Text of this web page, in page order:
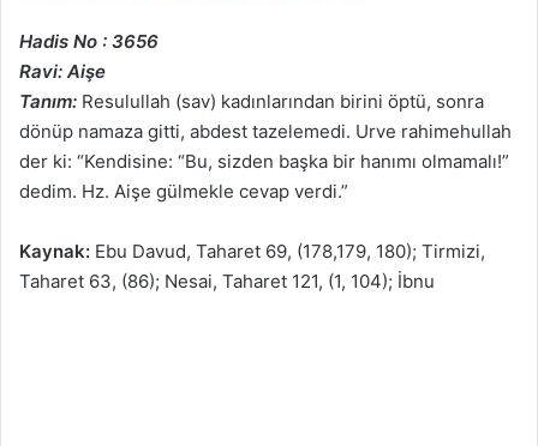
Hadis No : 3656
Ravi: Aişe
Tanım: Resulullah (sav) kadınlarından birini öptü, sonra
dönüp namaza gitti, abdest tazelemedi. Urve rahimehullah
der ki: “Kendisine: “Bu, sizden başka bir hanımı olmamalı!”
dedim. Hz. Aişe gülmekle cevap verdi.”
Kaynak: Ebu Davud, Taharet 69, (178,179, 180); Tirmizi,
Taharet 63, (86); Nesai, Taharet 121, (1, 104); İbnu